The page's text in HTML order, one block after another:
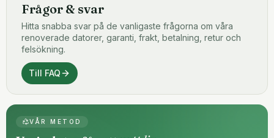
Frågor & svar
Hitta snabba svar på de vanligaste frågorna om våra
renoverade datorer, garanti, frakt, betalning, retur och
felsökning.
Till FAQ
VÅR METOD